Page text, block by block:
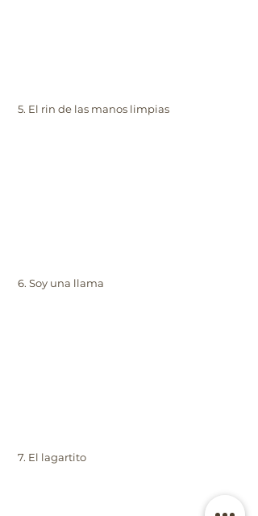
5. El rin de las manos limpias
6. Soy una llama
7. El lagartito